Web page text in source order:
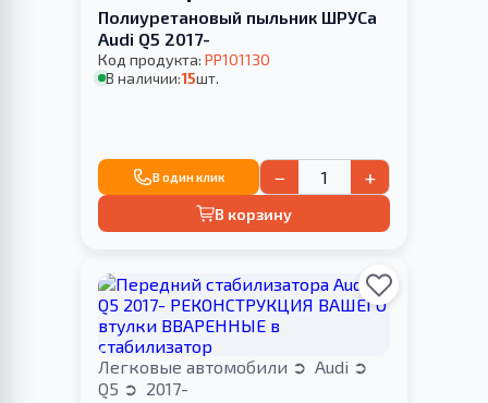
Полиуретановый пыльник ШРУСа
Audi Q5 2017-
Код продукта: PP101130
В наличии:15шт.
В один клик − +
В корзину
Легковые автомобили
Audi
Q5
2017-